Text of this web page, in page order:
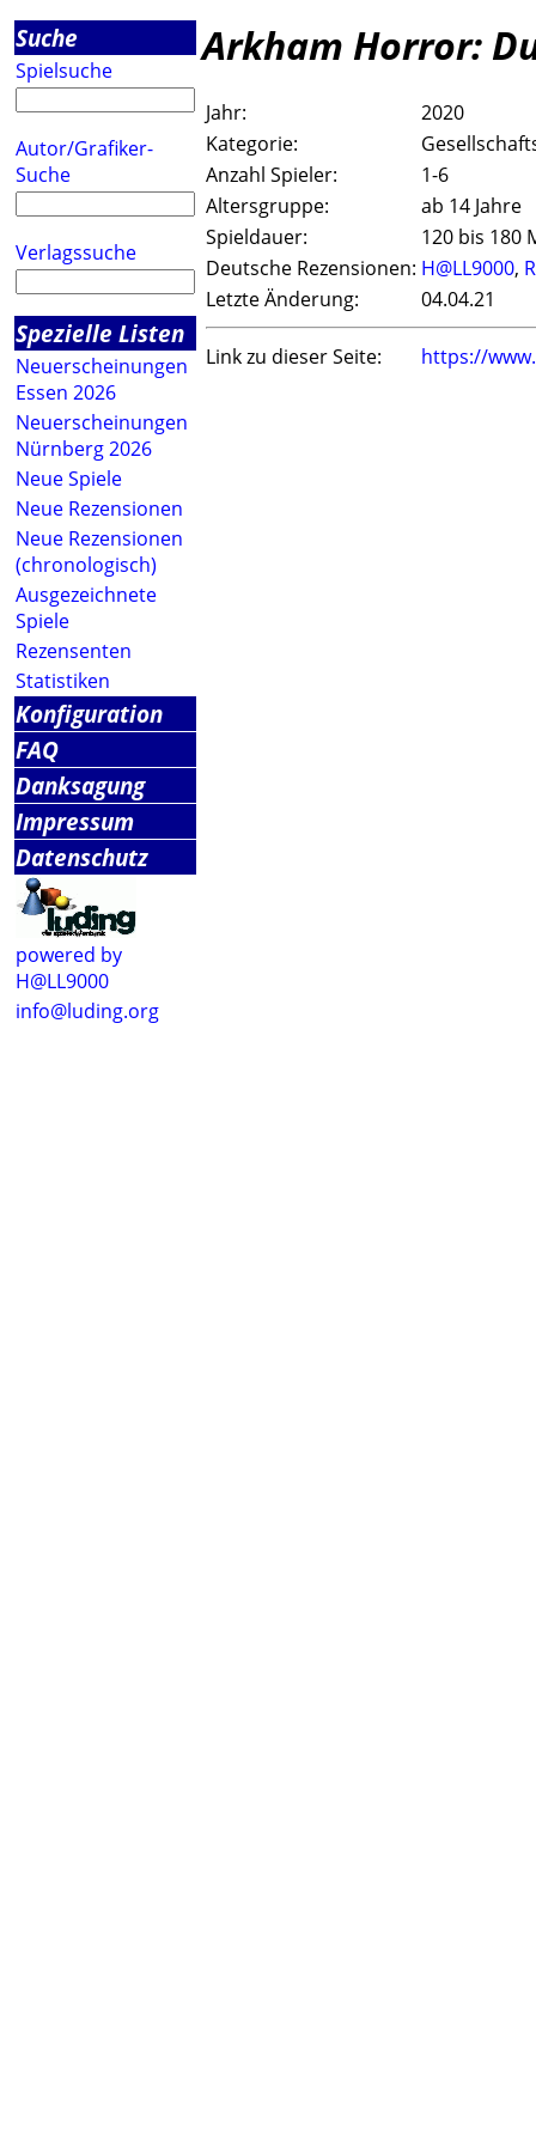
Suche
Spielsuche
Autor/Grafiker-
Suche
Verlagssuche
Spezielle Listen
Neuerscheinungen
Essen 2026
Neuerscheinungen
Nürnberg 2026
Neue Spiele
Neue Rezensionen
Neue Rezensionen
(chronologisch)
Ausgezeichnete
Spiele
Rezensenten
Statistiken
Konfiguration
FAQ
Danksagung
Impressum
Datenschutz
powered by
H@LL9000
info@luding.org
Arkham Horror:
Jahr:
2020
Kategorie:
Anzahl Spieler:
1-6
Altersgruppe:
ab 14 Jahre
Spieldauer:
120 bis 180
Deutsche Rezensionen: H@LL9000,
Letzte Änderung:
04.04.21
Link zu dieser Seite: https://